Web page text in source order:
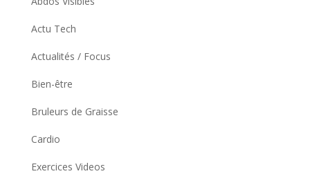
Actu Tech
Actualités / Focus
Bien-être
Bruleurs de Graisse
Cardio
Exercices Videos